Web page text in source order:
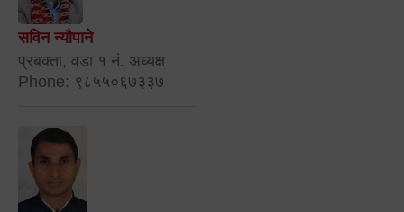
सविन न्यौपाने
प्रबक्ता, वडा १ नं. अध्यक्ष
Phone: ९८५५०६७३३७